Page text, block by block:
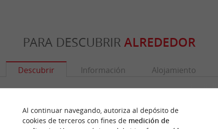
PARA DESCUBRIR ALREDEDOR
Descubrir Información Alojamiento
Al continuar navegando, autoriza al depósito de
cookies de terceros con fines de medición de